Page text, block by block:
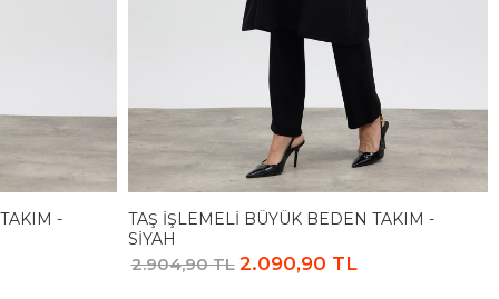
-
TAŞ İŞLEMELI BÜYÜK BEDEN TAKIM -
SIYAH
2.904,90 TL 2.090,90 TL